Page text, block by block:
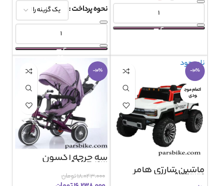
نحوه پرداخت
ناموجود
-10%
اتمام موج
ودی
ماشین شارژی هامر
AX2124
-10%
سه چرخه آکسون
AX4043
۱۸.۰۴۳.۰۰۰تومان